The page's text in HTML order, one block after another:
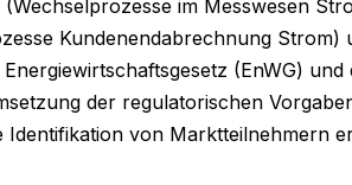
im Messwesen
Kundenendabrechnung
(EnWG)
der regulatorischen
Identifikation von Marktteilnehmern